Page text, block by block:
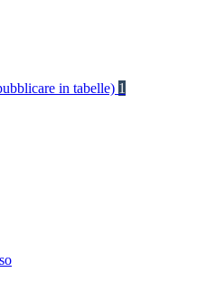
in tabelle) 1